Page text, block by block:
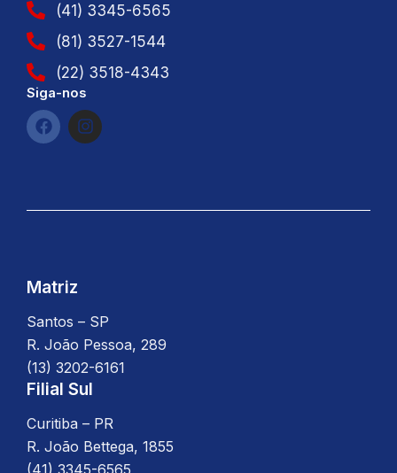
(41) 3345-6565
(81) 3527-1544
(22) 3518-4343
Siga-nos
F
a
I
n
Matriz
Santos – SP
R. João Pessoa, 289
(13) 3202-6161
Filial Sul
Curitiba – PR
R. João Bettega, 1855